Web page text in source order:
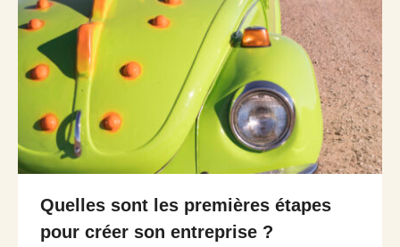
Quelles sont les premières étapes
pour créer son entreprise ?